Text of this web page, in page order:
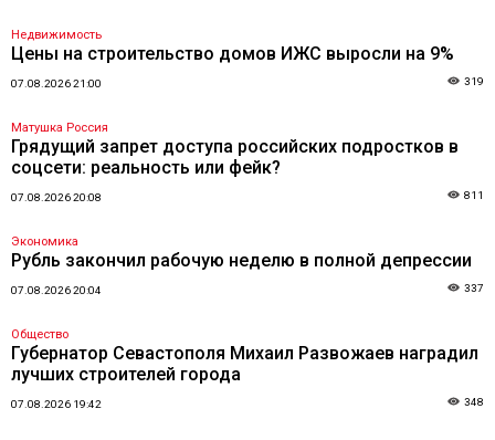
Недвижимость
Цены на строительство домов ИЖС выросли на 9%
07.08.2026 21:00 319
Матушка Россия
Грядущий запрет доступа российских подростков в
соцсети: реальность или фейк?
07.08.2026 20:08 811
Экономика
Рубль закончил рабочую неделю в полной депрессии
07.08.2026 20:04 337
Общество
Губернатор Севастополя Михаил Развожаев наградил
лучших строителей города
07.08.2026 19:42 348